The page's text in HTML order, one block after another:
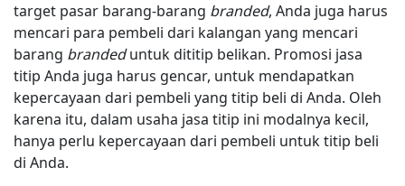
target pasar barang-barang branded, Anda juga harus
mencari para pembeli dari kalangan yang mencari
barang brandeduntuk dititip belikan. Promosi jasa
titip Anda juga harus gencar, untuk mendapatkan
kepercayaan dari pembeli yang titip beli di Anda. Oleh
karena itu, dalam usaha jasa titip ini modalnya kecil,
hanya perlu kepercayaan dari pembeli untuk titip beli
di Anda.